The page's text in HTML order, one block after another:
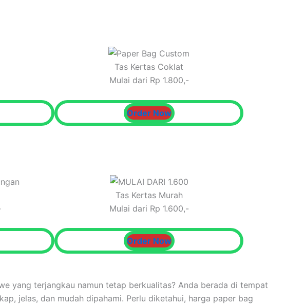
Tas Kertas Coklat
Mulai dari Rp 1.800,-
Order Now
Tas Kertas Murah
Mulai dari Rp 1.600,-
Order Now
yang terjangkau namun tetap berkualitas? Anda berada di tempat
jelas, dan mudah dipahami. Perlu diketahui, harga paper bag